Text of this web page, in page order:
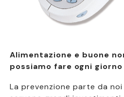
Alimentazione e buone
possiamo fare ogni giorno
La prevenzione parte da